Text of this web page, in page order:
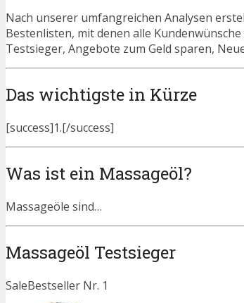
Nach unserer umfangreichen Analysen
Bestenlisten, mit denen alle
Testsieger, Angebote zum Geld sparen,
Das wichtigste in Kürze
[success]1.[/success]
Was ist ein Massageöl?
Massageöle sind…
Massageöl Testsieger
SaleBestseller Nr. 1